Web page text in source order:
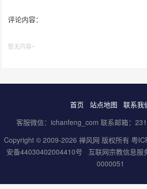
评论内容：
暂无内容~
首页 站点地图
联系我
客服微信：ichanfeng_com 联系邮箱：
Copyright © 2009-2026 禅风网 版权所有 粤
安备44030402004410号
互联网宗教信息服
0000051